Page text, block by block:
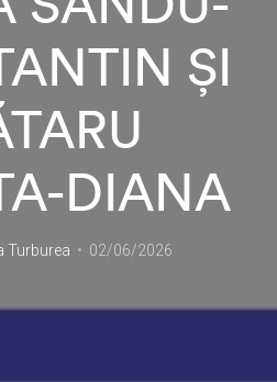
ȘI
DIANA
Turburea 02/06/2026